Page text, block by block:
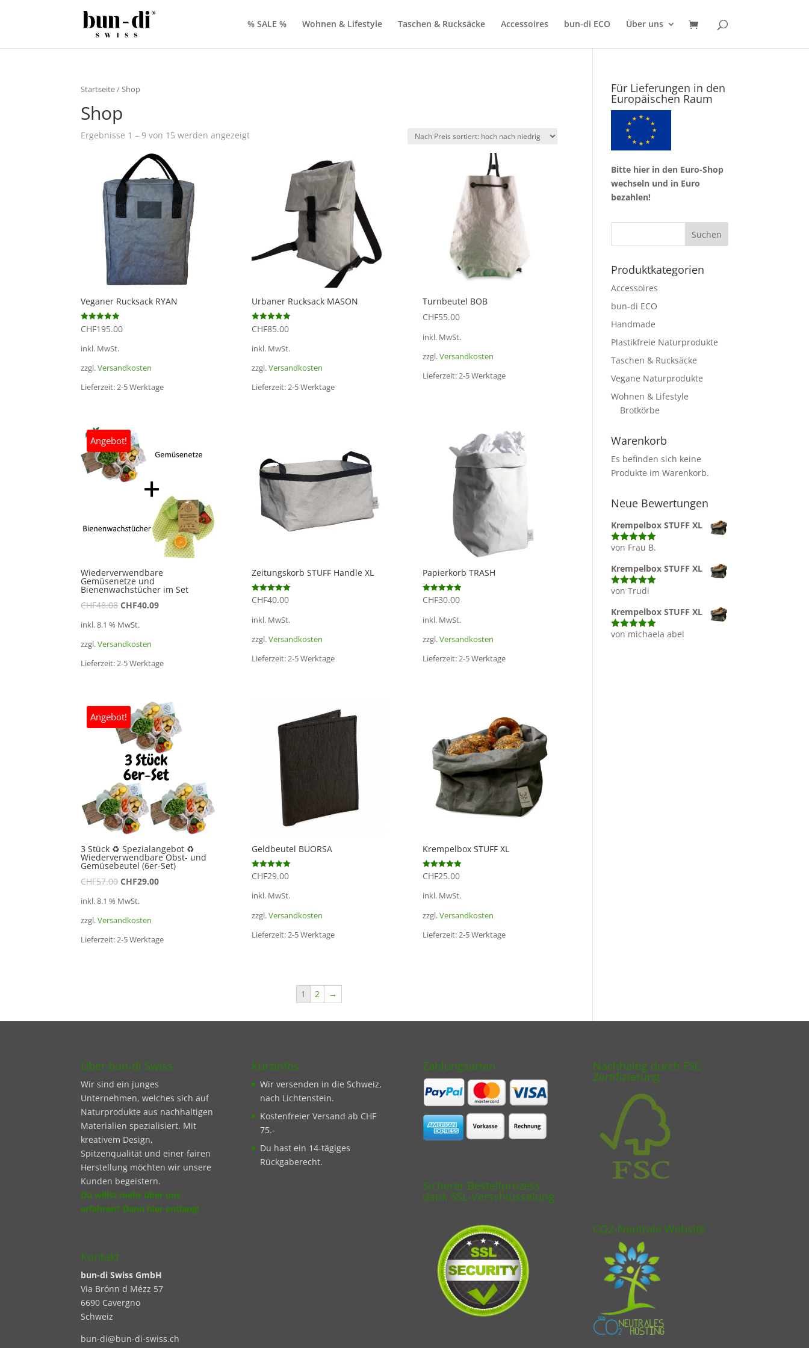
% SALE % Wohnen & Lifestyle Taschen & Rucksäcke Accessoires bun-di ECO Über uns
Startseite/ Shop
Shop
Ergebnisse 1 – 9 von 15 werden angezeigt
Veganer Rucksack RYAN
Bewertet mit
5.00
CHF195.00
inkl. MwSt.
zzgl.Versandkosten
Lieferzeit:2-5 Werktage
Urbaner Rucksack MASON
Bewertet mit
5.00
CHF85.00
inkl. MwSt.
zzgl.Versandkosten
Lieferzeit:2-5 Werktage
Turnbeutel BOB
CHF55.00
inkl. MwSt.
zzgl.Versandkosten
Lieferzeit:2-5 Werktage
Angebot!
Wiederverwendbare
Gemüsenetze und
Bienenwachstücher im Set
CHF48.08 CHF40.09
inkl. 8.1 % MwSt.
zzgl.Versandkosten
Lieferzeit:2-5 Werktage
Zeitungskorb STUFF Handle XL
Bewertet mit
5.00
CHF40.00
inkl. MwSt.
zzgl.Versandkosten
Lieferzeit:2-5 Werktage
Papierkorb TRASH
Bewertet mit
5.00
CHF30.00
inkl. MwSt.
zzgl.Versandkosten
Lieferzeit:2-5 Werktage
Angebot!
3 Stück ♻️ Spezialangebot ♻️
Wiederverwendbare Obst- und
Gemüsebeutel (6er-Set)
CHF57.00 CHF29.00
inkl. 8.1 % MwSt.
zzgl.Versandkosten
Lieferzeit:2-5 Werktage
Geldbeutel BUORSA
Bewertet mit
5.00
CHF29.00
inkl. MwSt.
zzgl.Versandkosten
Lieferzeit:2-5 Werktage
Krempelbox STUFF XL
Bewertet mit
5.00
CHF25.00
inkl. MwSt.
zzgl.Versandkosten
Lieferzeit:2-5 Werktage
1 2 →
Für Lieferungen in den
Europäischen Raum
Bitte hier in den Euro-Shop
wechseln und in Euro
bezahlen!
Produktkategorien
Accessoires
bun-di ECO
Handmade
Plastikfreie Naturprodukte
Taschen & Rucksäcke
Vegane Naturprodukte
Wohnen & Lifestyle
Brotkörbe
Warenkorb
Es befinden sich keine
Produkte im Warenkorb.
Neue Bewertungen
Krempelbox STUFF XL
Bewertet mit
von Frau B.
Krempelbox STUFF XL
Bewertet mit
von Trudi
Krempelbox STUFF XL
Bewertet mit
von michaela abel
Über bun-di Swiss
Wir sind ein junges
Unternehmen, welches sich auf
Naturprodukte aus nachhaltigen
Materialien spezialisiert. Mit
kreativem Design,
Spitzenqualität und einer fairen
Herstellung möchten wir unsere
Kunden begeistern.
Du willst mehr über uns
erfahren? Dann hier entlang!
Kontakt
bun-di Swiss GmbH
Via Brónn d Mézz 57
6690 Cavergno
Schweiz
bun-di@bun-di-swiss.ch
Kurzinfos
Wir versenden in die Schweiz,
nach Lichtenstein.
Kostenfreier Versand ab CHF
75.-
Du hast ein 14-tägiges
Rückgaberecht.
Zahlungsarten
Sicherer Bestellprozess
dank SSL-Verschlüsselung
Nachhaltig durch FSC-
Zertifizierung
CO2-Neutrale Website